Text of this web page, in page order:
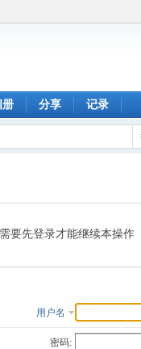
册 分享 记录
要先登录才能继续本操作
用户名
密码: